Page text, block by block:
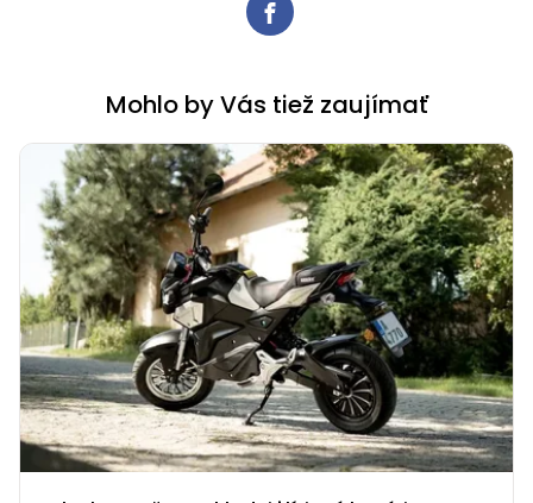
Mohlo by Vás tiež zaujímať